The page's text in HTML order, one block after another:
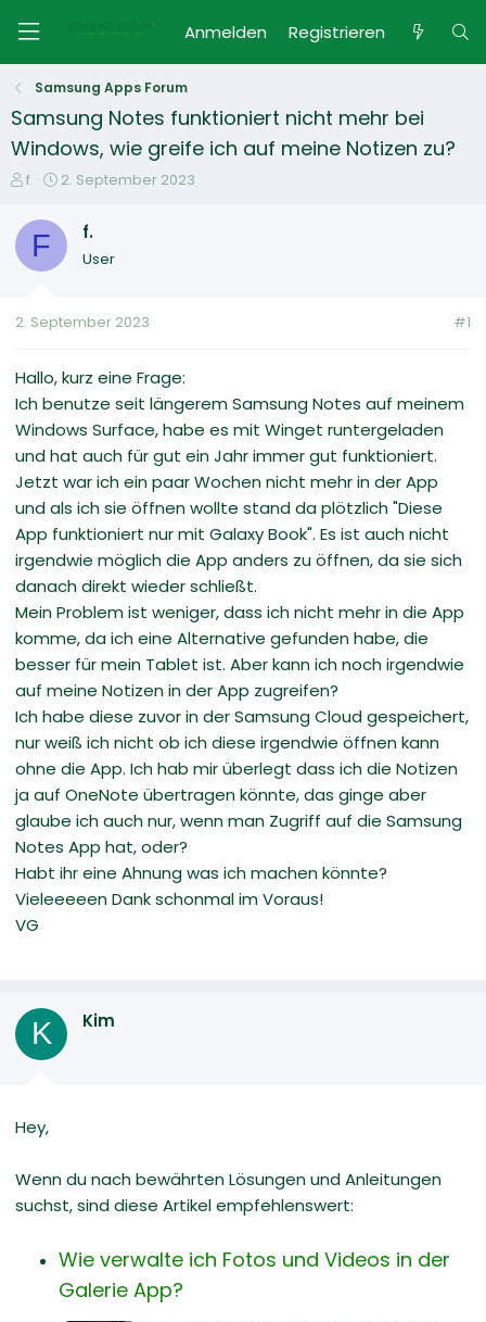
Anmelden Registrieren
Samsung Apps Forum
Samsung Notes funktioniert nicht mehr bei
Windows, wie greife ich auf meine Notizen zu?
E
s
e
e
f.
E
e
t
m
2. September 2023
F f.
User
2. September 2023 #1
Hallo, kurz eine Frage:
Ich benutze seit längerem Samsung Notes auf meinem
Windows Surface, habe es mit Winget runtergeladen
und hat auch für gut ein Jahr immer gut funktioniert.
Jetzt war ich ein paar Wochen nicht mehr in der App
und als ich sie öffnen wollte stand da plötzlich "Diese
App funktioniert nur mit Galaxy Book". Es ist auch nicht
irgendwie möglich die App anders zu öffnen, da sie sich
danach direkt wieder schließt.
Mein Problem ist weniger, dass ich nicht mehr in die App
komme, da ich eine Alternative gefunden habe, die
besser für mein Tablet ist. Aber kann ich noch irgendwie
auf meine Notizen in der App zugreifen?
Ich habe diese zuvor in der Samsung Cloud gespeichert,
nur weiß ich nicht ob ich diese irgendwie öffnen kann
ohne die App. Ich hab mir überlegt dass ich die Notizen
ja auf OneNote übertragen könnte, das ginge aber
glaube ich auch nur, wenn man Zugriff auf die Samsung
Notes App hat, oder?
Habt ihr eine Ahnung was ich machen könnte?
Vieleeeeen Dank schonmal im Voraus!
VG
K Kim
Hey,
Wenn du nach bewährten Lösungen und Anleitungen
suchst, sind diese Artikel empfehlenswert:
Wie verwalte ich Fotos und Videos in der
Galerie App?